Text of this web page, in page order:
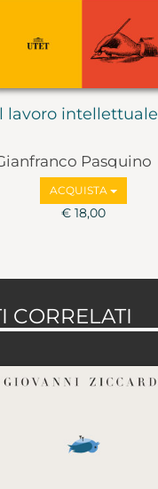
lavoro intellettuale
Pasquino
ACQUISTA
€ 18,00
CORRELATI